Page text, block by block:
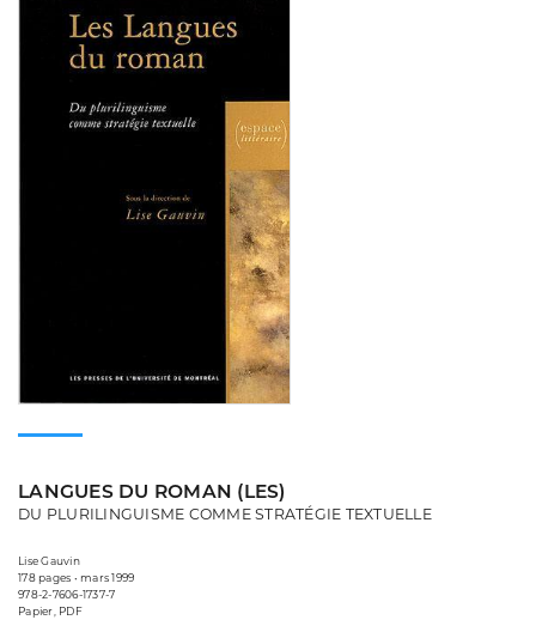
LANGUES DU ROMAN (LES)
DU PLURILINGUISME COMME STRATÉGIE TEXTUELLE
Lise Gauvin
178 pages • mars 1999
978-2-7606-1737-7
Papier, PDF